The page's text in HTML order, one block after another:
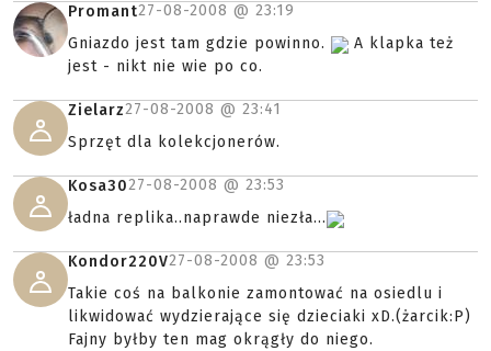
Promant27-08-2008 @ 23:19
Gniazdo jest tam gdzie powinno.
A klapka też
jest - nikt nie wie po co.
Zielarz27-08-2008 @ 23:41
Sprzęt dla kolekcjonerów.
Kosa3027-08-2008 @ 23:53
ładna replika..naprawde niezła...
Kondor220V27-08-2008 @ 23:53
Takie coś na balkonie zamontować na osiedlu i
likwidować wydzierające się dzieciaki xD.(żarcik:P)
Fajny byłby ten mag okrągły do niego.